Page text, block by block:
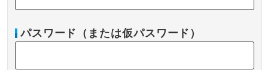
パスワード（または仮パスワード）